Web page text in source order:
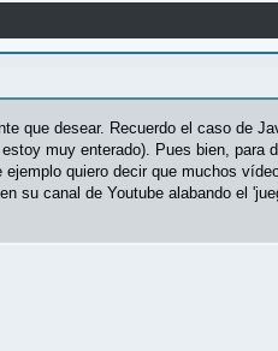
que desear. Recuerdo el caso de
muy enterado). Pues bien, para
quiero decir que muchos
su canal de Youtube alabando el